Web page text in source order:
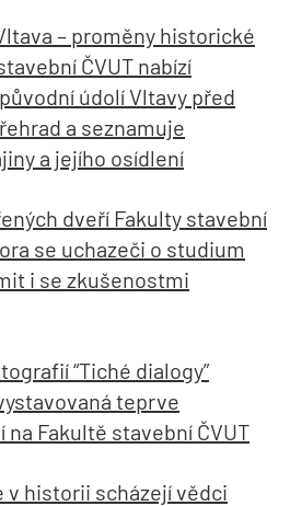
– proměny historické
ČVUT nabízí
údolí Vltavy před
a seznamuje
a jejího osídlení
dveří Fakulty stavební
se uchazeči o studium
i se zkušenostmi
“Tiché dialogy”
teprve
Fakultě stavební ČVUT
v historii scházejí vědci